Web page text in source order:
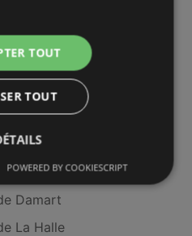
Printemps
Undiz
Caroll
Damart
La Halle
TOUT
TOUT
POWERED BY COOKIESCRIPT